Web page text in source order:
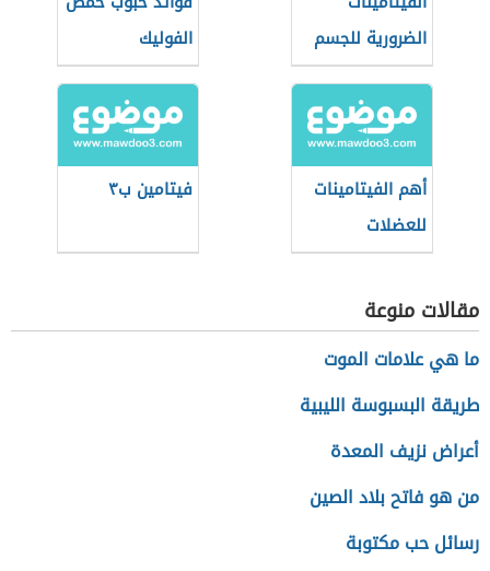
الضرورية للجسم
الفوليك
أهم الفيتامينات
للعضلات
فيتامين ب٣
مقالات منوعة
ما هي علامات الموت
طريقة البسبوسة الليبية
أعراض نزيف المعدة
من هو فاتح بلاد الصين
رسائل حب مكتوبة